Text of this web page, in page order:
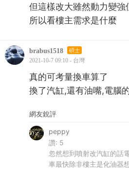
但這樣改大雖然動力變強
所以看樓主需求是什麼
brabus1518 碩士
2021-10-7 09:10 - 台灣
真的可考量換車算了
換了汽缸,還有油嘴,電腦
網友銳評
peppy
讚: 5
忽然想到噴射改汽缸的話
車最快除非樓主是化油器